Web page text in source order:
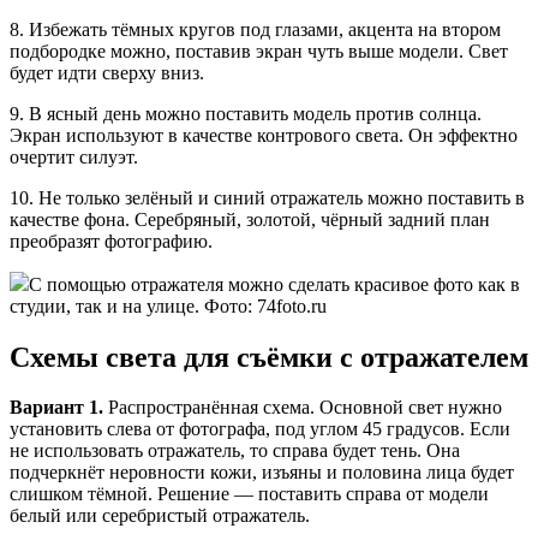
8. Избежать тёмных кругов под глазами, акцента на втором
подбородке можно, поставив экран чуть выше модели. Свет
будет идти сверху вниз.
9. В ясный день можно поставить модель против солнца.
Экран используют в качестве контрового света. Он эффектно
очертит силуэт.
10. Не только зелёный и синий отражатель можно поставить в
качестве фона. Серебряный, золотой, чёрный задний план
преобразят фотографию.
С помощью отражателя можно сделать красивое фото как в
студии, так и на улице. Фото: 74foto.ru
Схемы света для съёмки с отражателем
Вариант 1. Распространённая схема. Основной свет нужно
установить слева от фотографа, под углом 45 градусов. Если
не использовать отражатель, то справа будет тень. Она
подчеркнёт неровности кожи, изъяны и половина лица будет
слишком тёмной. Решение — поставить справа от модели
белый или серебристый отражатель.